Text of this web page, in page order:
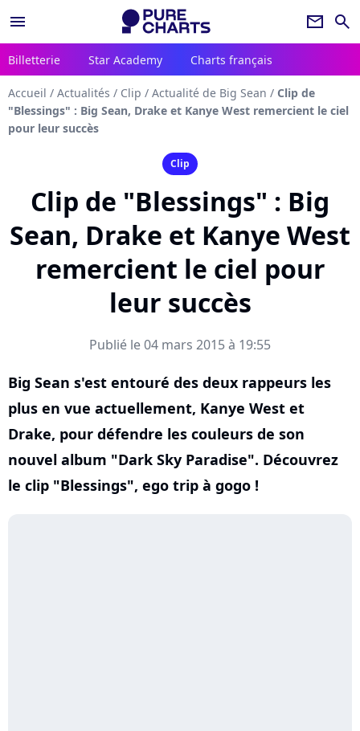
menu newsletter search
Billetterie Star Academy Charts français
Accueil / Actualités / Clip / Actualité de Big Sean / Clip de
"Blessings" : Big Sean, Drake et Kanye West remercient le ciel
pour leur succès
Clip
Clip de "Blessings" : Big
Sean, Drake et Kanye West
remercient le ciel pour
leur succès
Publié le 04 mars 2015 à 19:55
Big Sean s'est entouré des deux rappeurs les
plus en vue actuellement, Kanye West et
Drake, pour défendre les couleurs de son
nouvel album "Dark Sky Paradise". Découvrez
le clip "Blessings", ego trip à gogo !